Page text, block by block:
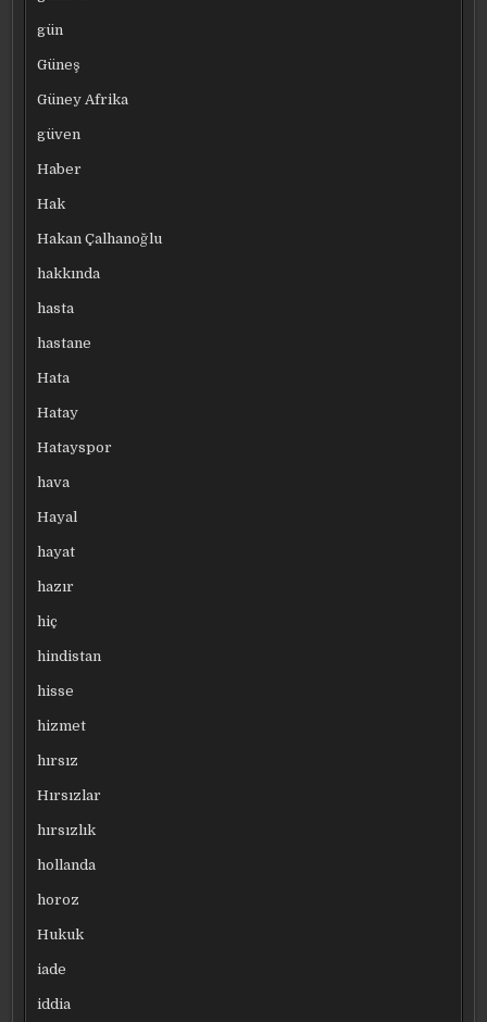
gün
Güneş
Güney Afrika
güven
Haber
Hak
Hakan Çalhanoğlu
hakkında
hasta
hastane
Hata
Hatay
Hatayspor
hava
Hayal
hayat
hazır
hiç
hindistan
hisse
hizmet
hırsız
Hırsızlar
hırsızlık
hollanda
horoz
Hukuk
iade
iddia